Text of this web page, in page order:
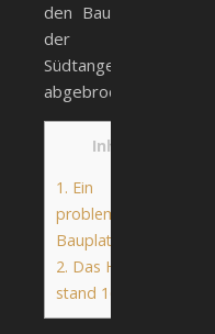
den Bau
der
Südtangente
abgebrochen.
Inhalt
1. Ein
problematischer
Bauplatz
2. Das Haus
stand 165 Jahre